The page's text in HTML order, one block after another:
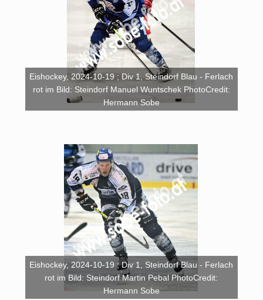
Eishockey, 2024-10-19 ; Div 1, Steindorf Blau - Ferlach
rot im Bild: Steindorf Manuel Wuntschek PhotoCredit:
Hermann Sobe
Eishockey, 2024-10-19 ; Div 1, Steindorf Blau - Ferlach
rot im Bild: Steindorf Martin Pebal PhotoCredit:
Hermann Sobe